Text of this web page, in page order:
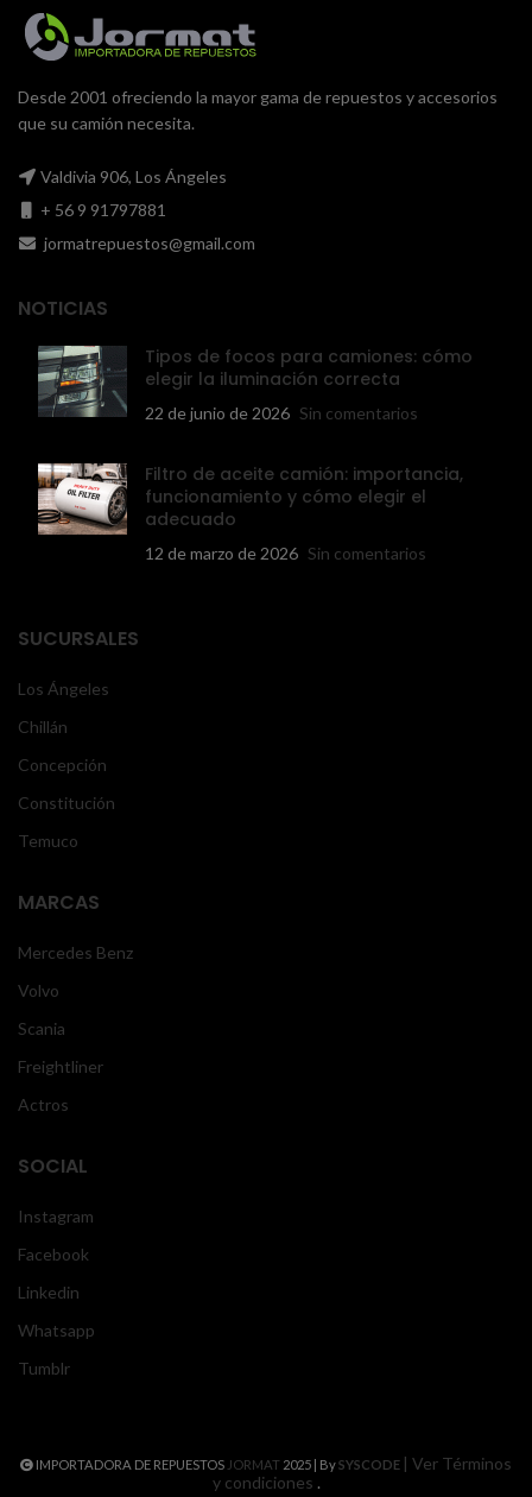
Desde 2001 ofreciendo la mayor gama de repuestos y accesorios
que su camión necesita.
Valdivia 906, Los Ángeles
+ 56 9 91797881
jormatrepuestos@gmail.com
NOTICIAS
Tipos de focos para camiones: cómo
elegir la iluminación correcta
22 de junio de 2026 Sin comentarios
Filtro de aceite camión: importancia,
funcionamiento y cómo elegir el
adecuado
12 de marzo de 2026 Sin comentarios
SUCURSALES
Los Ángeles
Chillán
Concepción
Constitución
Temuco
MARCAS
Mercedes Benz
Volvo
Scania
Freightliner
Actros
SOCIAL
Instagram
Facebook
Linkedin
Whatsapp
Tumblr
IMPORTADORA DE REPUESTOS JORMAT 2025 | BySYSCODE | Ver Términos
y condiciones .